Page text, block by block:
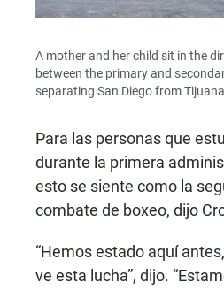
A mother and her child sit in the
between the primary and
separating San Diego from
Para las personas que
durante la primera
esto se siente como la
combate de boxeo, dijo
“Hemos estado aquí
ve esta lucha”, dijo.